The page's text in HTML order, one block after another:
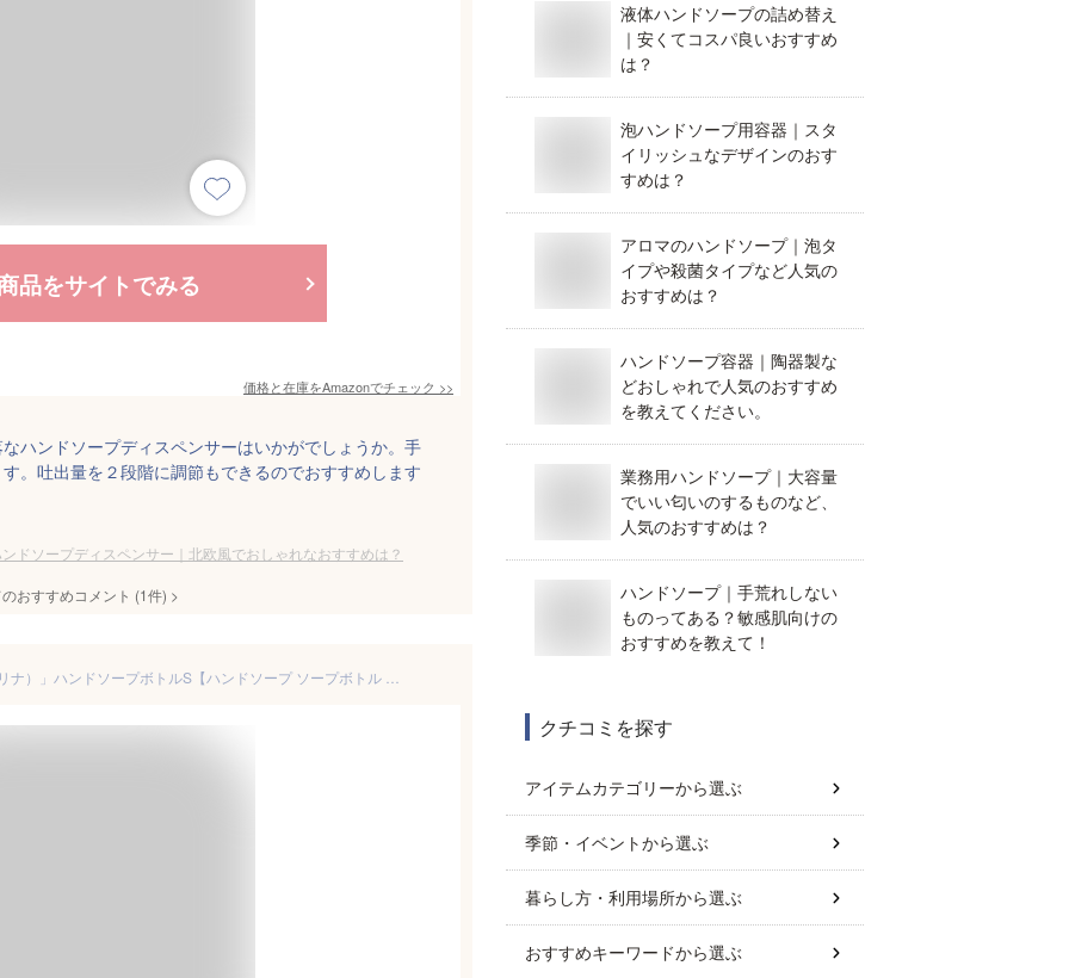
品をサイトでみる
価格と在庫をAmazonでチェック >>
ハンドソープディスペンサーはいかがでしょうか。手
。吐出量を２段階に調節もできるのでおすすめします
ドソープディスペンサー｜北欧風でおしゃれなおすすめは？
おすすめコメント (1件) >
液体ハンドソープの詰め替え
｜安くてコスパ良いおすすめ
は？
泡ハンドソープ用容器｜スタ
イリッシュなデザインのおす
すめは？
アロマのハンドソープ｜泡タ
イプや殺菌タイプなど人気の
おすすめは？
ハンドソープ容器｜陶器製な
どおしゃれで人気のおすすめ
を教えてください。
業務用ハンドソープ｜大容量
でいい匂いのするものなど、
人気のおすすめは？
ハンドソープ｜手荒れしない
ものってある？敏感肌向けの
おすすめを教えて！
クチコミを探す
アイテムカテゴリーから選ぶ
季節・イベントから選ぶ
暮らし方・利用場所から選ぶ
おすすめキーワードから選ぶ